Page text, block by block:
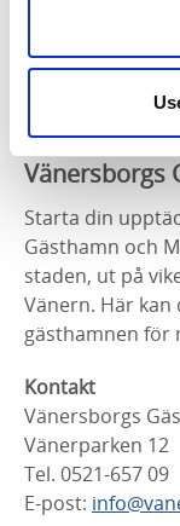
Ursand Resort
Djupedalen
Vänersborgs
Starta din
Gästhamn och
staden, ut på
Vänern. Här kan
gästhamnen för
Kontakt
Vänersborgs
Vänerparken 12
Tel. 0521-657 09
E-post: